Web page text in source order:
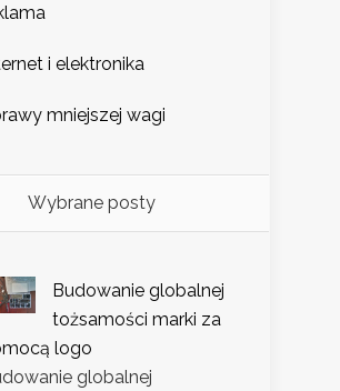
i elektronika
mniejszej wagi
Wybrane posty
Budowanie globalnej
tożsamości marki za
logo
globalnej